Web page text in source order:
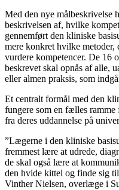
Med den nye målbeskrivelse
beskrivelsen af, hvilke
gennemført den kliniske
mere konkret hvilke metoder,
vurdere kompetencer. De 16
beskrevet skal opnås af alle,
eller almen praksis, som
Et centralt formål med den
fungere som en fælles
fra deres uddannelse på
”Lægerne i den kliniske
fremmest lære at udrede,
de skal også lære at
den hvide kittel og finde sig
Vinther Nielsen, overlæge i